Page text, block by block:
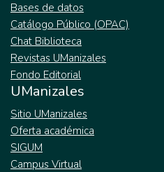
Bases de datos
Catálogo Público (OPAC)
Chat Biblioteca
Revistas UManizales
Fondo Editorial
UManizales
Sitio UManizales
Oferta académica
SIGUM
Campus Virtual